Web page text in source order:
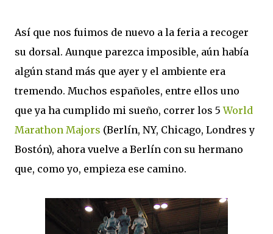
Así que nos fuimos de nuevo a la feria a recoger
su dorsal. Aunque parezca imposible, aún había
algún stand más que ayer y el ambiente era
tremendo. Muchos españoles, entre ellos uno
que ya ha cumplido mi sueño, correr los 5World
Marathon Majors (Berlín, NY, Chicago, Londres y
Bostón), ahora vuelve a Berlín con su hermano
que, como yo, empieza ese camino.